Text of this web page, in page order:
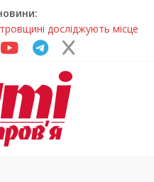
досліджують місце
(Фото)
шанс на власне
тих, хто служить, і всіх
відкрили унікальну